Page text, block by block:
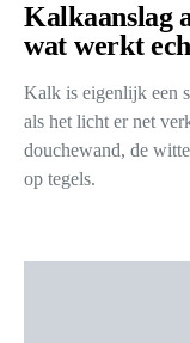
Kalkaanslag
wat werkt
Kalk is eigenlijk een
als het licht er net
douchewand, de
op tegels.